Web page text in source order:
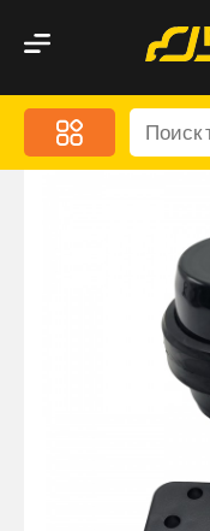
Меню
Акционные
Дорожная кухня
Автохимия и
Оптика и
Брызговики
Запчасти
Малый